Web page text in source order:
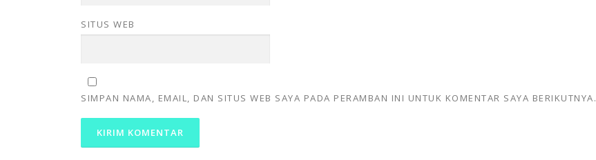
SITUS WEB
SIMPAN NAMA, EMAIL, DAN SITUS WEB SAYA PADA PERAMBAN INI UNTUK KOMENTAR SAYA BERIKUTNYA.